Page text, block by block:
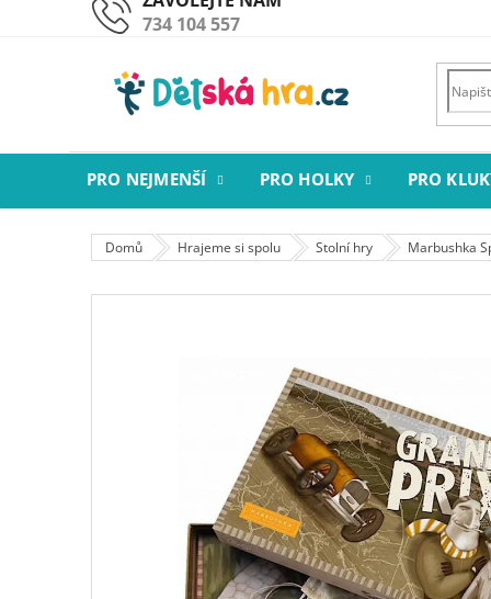
734 104 557
PRO NEJMENŠÍ PRO HOLKY PRO
Domů Hrajeme si spolu Stolní hry Marbushka